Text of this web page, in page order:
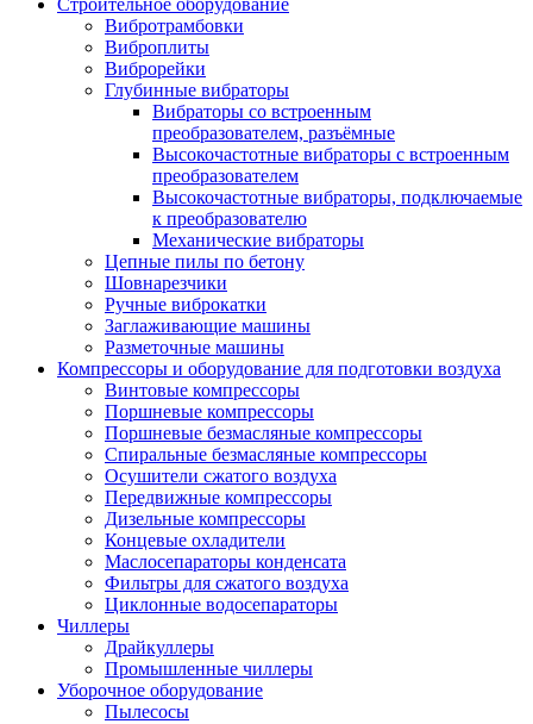
Строительное оборудование
Вибротрамбовки
Виброплиты
Виброрейки
Глубинные вибраторы
Вибраторы со встроенным
преобразователем, разъёмные
Высокочастотные вибраторы с встроенным
преобразователем
Высокочастотные вибраторы, подключаемые
к преобразователю
Механические вибраторы
Цепные пилы по бетону
Шовнарезчики
Ручные виброкатки
Заглаживающие машины
Разметочные машины
Компрессоры и оборудование для подготовки воздуха
Винтовые компрессоры
Поршневые компрессоры
Поршневые безмасляные компрессоры
Спиральные безмасляные компрессоры
Осушители сжатого воздуха
Передвижные компрессоры
Дизельные компрессоры
Концевые охладители
Маслосепараторы конденсата
Фильтры для сжатого воздуха
Циклонные водосепараторы
Чиллеры
Драйкуллеры
Промышленные чиллеры
Уборочное оборудование
Пылесосы